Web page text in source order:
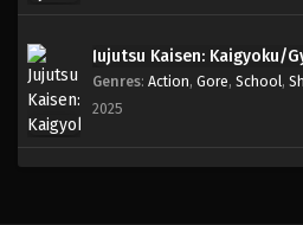
Jujutsu Kaisen: Kaigyoku/
Genres: Action, Gore, School,
2025